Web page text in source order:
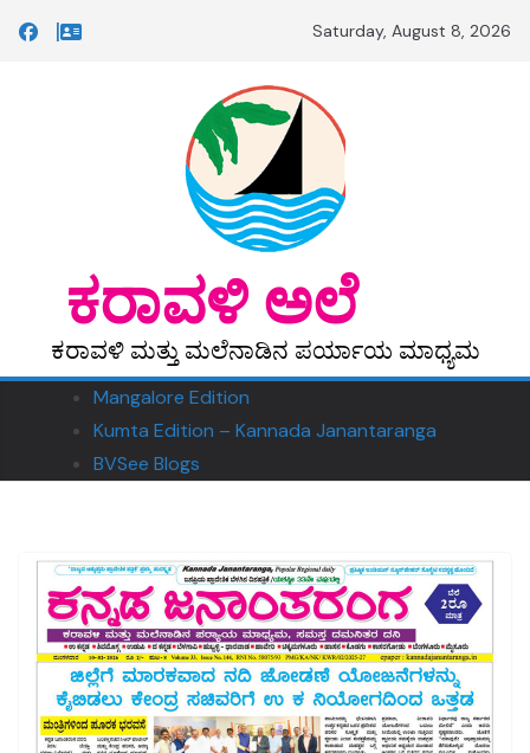
Saturday, August 8, 2026
‎ ‎‎ಕರಾವಳಿ ಅಲೆ
ಕರಾವಳಿ ಮತ್ತು ಮಲೆನಾಡಿನ ಪರ್ಯಾಯ ಮಾಧ್ಯಮ
Mangalore Edition
Kumta Edition – Kannada Janantaranga
BVSee Blogs